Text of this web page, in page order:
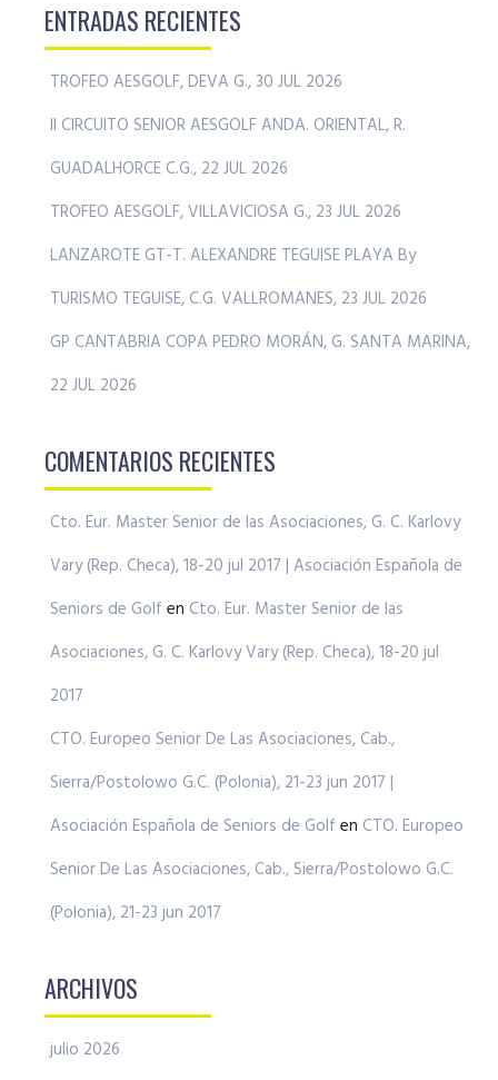
ENTRADAS RECIENTES
TROFEO AESGOLF, DEVA G., 30 JUL 2026
II CIRCUITO SENIOR AESGOLF ANDA. ORIENTAL, R.
GUADALHORCE C.G., 22 JUL 2026
TROFEO AESGOLF, VILLAVICIOSA G., 23 JUL 2026
LANZAROTE GT-T. ALEXANDRE TEGUISE PLAYA By
TURISMO TEGUISE, C.G. VALLROMANES, 23 JUL 2026
GP CANTABRIA COPA PEDRO MORÁN, G. SANTA MARINA,
22 JUL 2026
COMENTARIOS RECIENTES
Cto. Eur. Master Senior de las Asociaciones, G. C. Karlovy
Vary (Rep. Checa), 18-20 jul 2017 | Asociación Española de
Seniors de Golf en Cto. Eur. Master Senior de las
Asociaciones, G. C. Karlovy Vary (Rep. Checa), 18-20 jul
2017
CTO. Europeo Senior De Las Asociaciones, Cab.,
Sierra/Postolowo G.C. (Polonia), 21-23 jun 2017 |
Asociación Española de Seniors de Golf en CTO. Europeo
Senior De Las Asociaciones, Cab., Sierra/Postolowo G.C.
(Polonia), 21-23 jun 2017
ARCHIVOS
julio 2026